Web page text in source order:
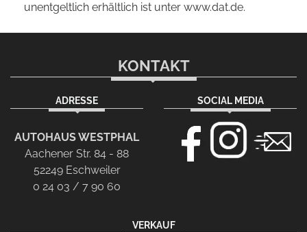
unentgeltlich erhältlich ist unter www.dat.de.
KONTAKT
ADRESSE
AUTOHAUS WESTPHAL
Aachener Str. 84 - 88
52249 Eschweiler
0 24 03 / 7 90 60
SOCIAL MEDIA
VERKAUF